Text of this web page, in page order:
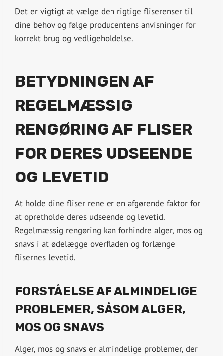
Det er vigtigt at vælge den rigtige fliserenser til
dine behov og følge producentens anvisninger for
korrekt brug og vedligeholdelse.
BETYDNINGEN AF
REGELMÆSSIG
RENGØRING AF FLISER
FOR DERES UDSEENDE
OG LEVETID
At holde dine fliser rene er en afgørende faktor for
at opretholde deres udseende og levetid.
Regelmæssig rengøring kan forhindre alger, mos og
snavs i at ødelægge overfladen og forlænge
flisernes levetid.
FORSTÅELSE AF ALMINDELIGE
PROBLEMER, SÅSOM ALGER,
MOS OG SNAVS
Alger, mos og snavs er almindelige problemer, der